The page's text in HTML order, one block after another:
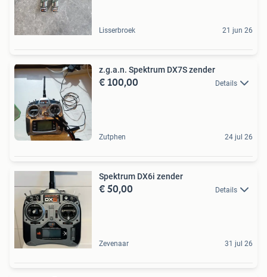
Lisserbroek 21 jun 26
z.g.a.n. Spektrum DX7S zender
€ 100,00 Details
Zutphen 24 jul 26
Spektrum DX6i zender
€ 50,00 Details
Zevenaar 31 jul 26